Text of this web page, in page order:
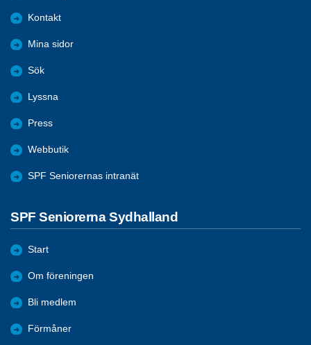
Kontakt
Mina sidor
Sök
Lyssna
Press
Webbutik
SPF Seniorernas intranät
SPF Seniorerna Sydhalland
Start
Om föreningen
Bli medlem
Förmåner